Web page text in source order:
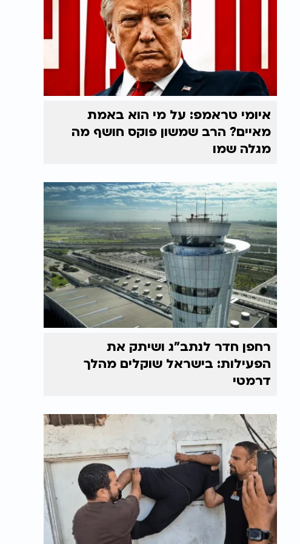
איומי טראמפ: על מי הוא באמת
מאיים? הרב שמשון פוקס חושף מה
מגלה שמו
רחפן חדר לנתב"ג ושיתק את
הפעילות: בישראל שוקלים מהלך
דרמטי